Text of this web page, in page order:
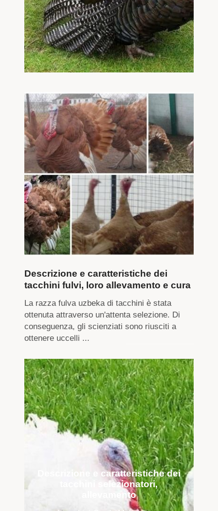
Descrizione e caratteristiche dei
tacchini fulvi, loro allevamento e cura
La razza fulva uzbeka di tacchini è stata
ottenuta attraverso un'attenta selezione. Di
conseguenza, gli scienziati sono riusciti a
ottenere uccelli ...
Descrizione e caratteristiche dei
tacchini selezionatori,
allevamento